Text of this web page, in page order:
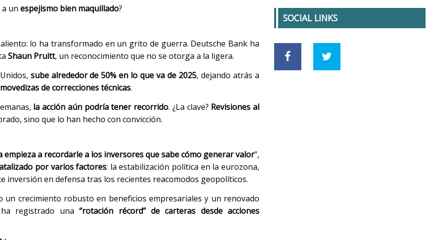
un espejismo bien maquillado?
lo ha transformado en un grito de guerra. Deutsche Bank ha
Shaun Pruitt, un reconocimiento que no se otorga a la ligera.
sube alrededor de 50% en lo que va de 2025, dejando atrás a
de correcciones técnicas.
la acción aún podría tener recorrido. ¿La clave? Revisiones al
sino que lo han hecho con convicción.
empieza a recordarle a los inversores que sabe cómo generar valor”,
por varios factores: la estabilización política en la eurozona,
inversión en defensa tras los recientes reacomodos geopolíticos.
crecimiento robusto en beneficios empresariales y un renovado
ha registrado una“rotación récord” de carteras desde acciones
SOCIAL LINKS